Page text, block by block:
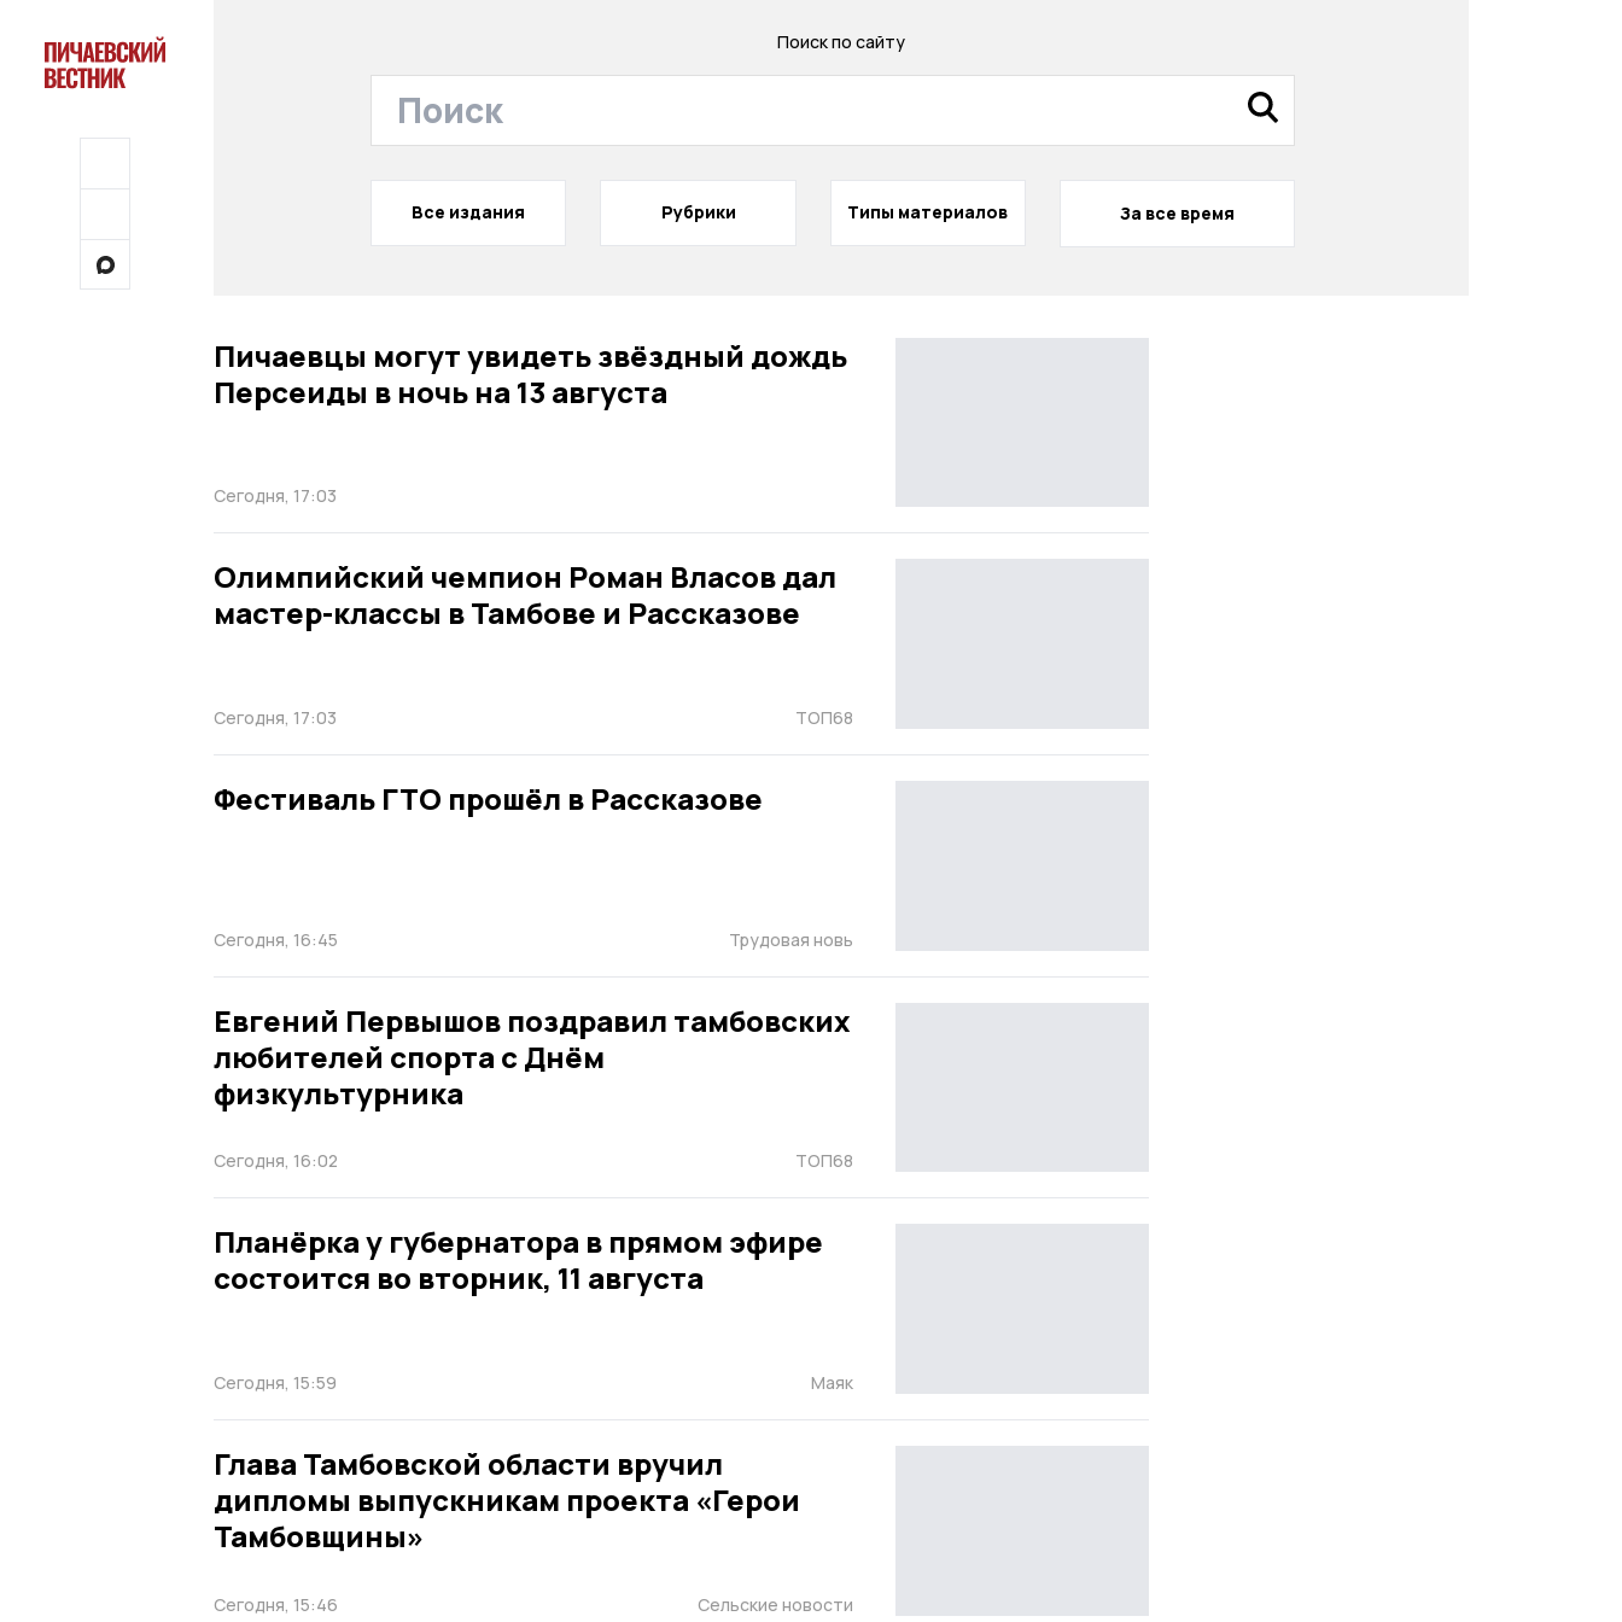
Поиск по сайту
Все издания Рубрики Типы материалов
Пичаевцы могут увидеть звёздный дождь
Персеиды в ночь на 13 августа
Сегодня, 17:03
Олимпийский чемпион Роман Власов дал
мастер-классы в Тамбове и Рассказове
Сегодня, 17:03 ТОП68
Фестиваль ГТО прошёл в Рассказове
Сегодня, 16:45 Трудовая новь
Евгений Первышов поздравил тамбовских
любителей спорта с Днём
физкультурника
Сегодня, 16:02 ТОП68
Планёрка у губернатора в прямом эфире
состоится во вторник, 11 августа
Сегодня, 15:59 Маяк
Глава Тамбовской области вручил
дипломы выпускникам проекта «Герои
Тамбовщины»
Сегодня, 15:46 Сельские новости